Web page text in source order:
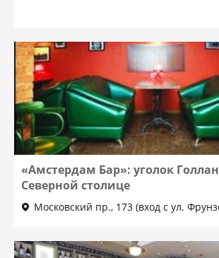
«Амстердам Бар»: уголок
Северной столице
Московский пр., 173 (вход с ул.